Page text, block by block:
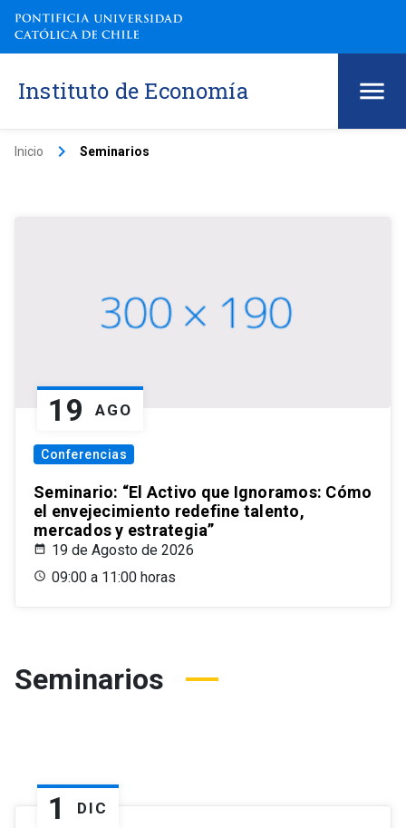
Instituto de Economía
Inicio keyboard_arrow_right Seminarios
19 AGO
Conferencias
Seminario: “El Activo que Ignoramos: Cómo
el envejecimiento redefine talento,
mercados y estrategia”
19 de Agosto de 2026
09:00 a 11:00 horas
Seminarios
1 DIC